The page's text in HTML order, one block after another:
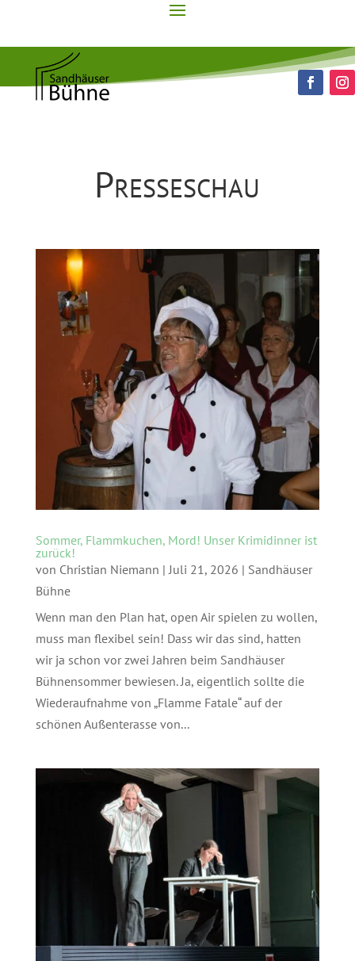
Presseschau
Sommer, Flammkuchen, Mord! Unser Krimidinner ist
zurück!
von Christian Niemann |Juli 21, 2026 | Sandhäuser
Bühne
Wenn man den Plan hat, open Air spielen zu wollen,
muss man flexibel sein! Dass wir das sind, hatten
wir ja schon vor zwei Jahren beim Sandhäuser
Bühnensommer bewiesen. Ja, eigentlich sollte die
Wiederaufnahme von „Flamme Fatale“ auf der
schönen Außenterasse von...